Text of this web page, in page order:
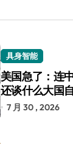
具身智能
美国急了：连
还谈什么大国
7 月 30 , 2026